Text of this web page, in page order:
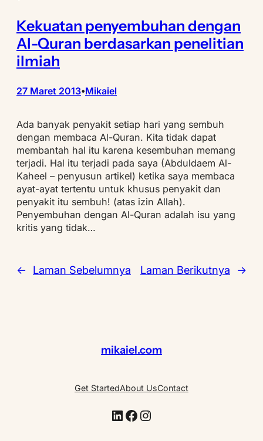
Kekuatan penyembuhan dengan
Al-Quran berdasarkan penelitian
ilmiah
27 Maret 2013•Mikaiel
Ada banyak penyakit setiap hari yang sembuh
dengan membaca Al-Quran. Kita tidak dapat
membantah hal itu karena kesembuhan memang
terjadi. Hal itu terjadi pada saya (Abduldaem Al-
Kaheel – penyusun artikel) ketika saya membaca
ayat-ayat tertentu untuk khusus penyakit dan
penyakit itu sembuh! (atas izin Allah).
Penyembuhan dengan Al-Quran adalah isu yang
kritis yang tidak…
← Laman Sebelumnya Laman Berikutnya →
mikaiel.com
Get StartedAbout UsContact
LinkedIn Facebook Instagram